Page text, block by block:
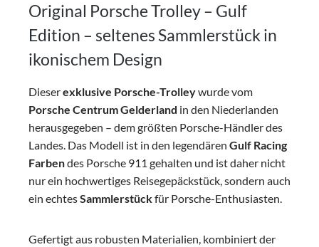
Original Porsche Trolley – Gulf
Edition – seltenes Sammlerstück in
ikonischem Design
Dieserexklusive Porsche-Trolleywurde vom
Porsche Centrum Gelderland in den Niederlanden
herausgegeben – dem größten Porsche-Händler des
Landes. Das Modell ist in den legendären Gulf Racing
Farbendes Porsche 911 gehalten und ist daher nicht
nur ein hochwertiges Reisegepäckstück, sondern auch
ein echtesSammlerstückfür Porsche-Enthusiasten.
Gefertigt aus robusten Materialien, kombiniert der